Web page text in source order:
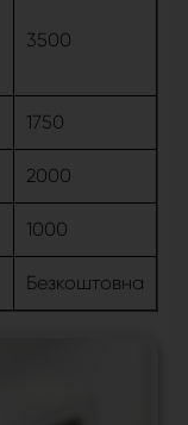
3500
1750
2000
1000
Безкоштовна